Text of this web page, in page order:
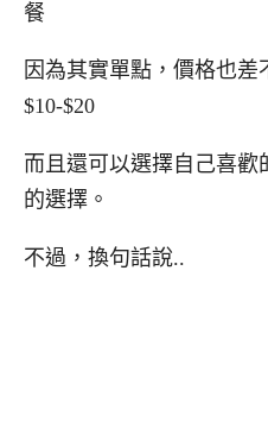
餐
因為其實單點，價格也
$10-$20
而且還可以選擇自己喜歡
的選擇。
不過，換句話說..